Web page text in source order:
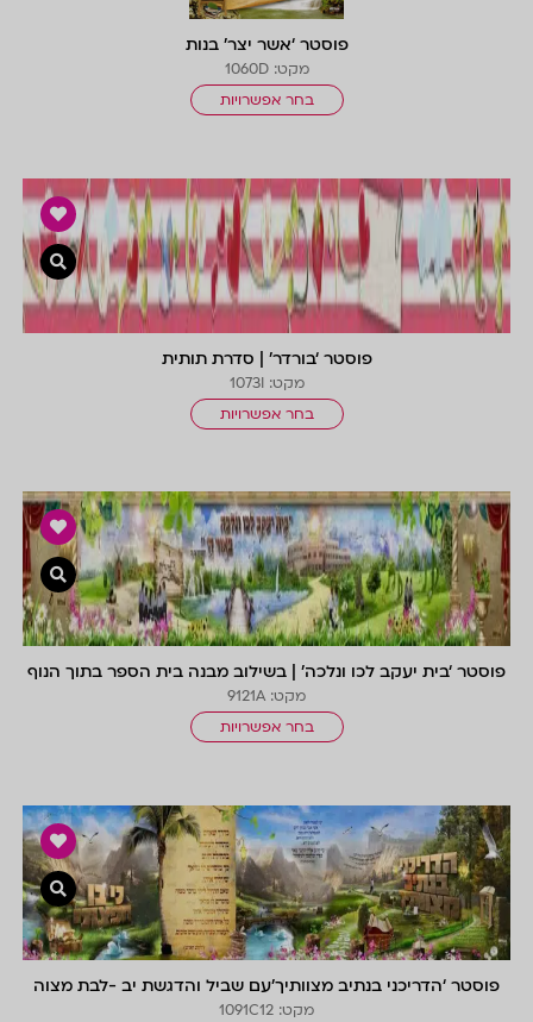
פוסטר ‘אשר יצר’ בנות
מקט: 1060D
בחר אפשרויות
פוסטר ‘בורדר’ | סדרת תותית
מקט: 1073I
בחר אפשרויות
פוסטר ‘בית יעקב לכו ונלכה’ | בשילוב מבנה בית הספר בתוך הנוף
מקט: 9121A
בחר אפשרויות
פוסטר ‘הדריכני בנתיב מצוותיך’עם שביל והדגשת יב -לבת מצוה
מקט: 1091C12